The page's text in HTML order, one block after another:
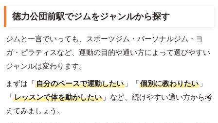
徳力公団前駅でジムをジャンルから探す
ジムと一言でいっても、スポーツジム・パーソナルジム・ヨ
ガ・ピラティスなど、運動の目的や通い方によって選びやすい
ジャンルは変わります。
まずは「自分のペースで運動したい 」「個別に教わりたい 」
「レッスンで体を動かしたい 」など、続けやすい通い方から考
えてみましょう。